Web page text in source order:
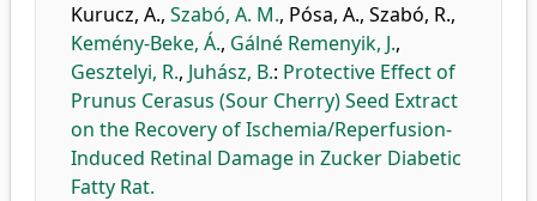
Kurucz, A., Szabó, A. M., Pósa, A., Szabó, R.,
Kemény-Beke, Á., Gálné Remenyik, J.,
Gesztelyi, R., Juhász, B.: Protective Effect of
Prunus Cerasus (Sour Cherry) Seed Extract
on the Recovery of Ischemia/Reperfusion-
Induced Retinal Damage in Zucker Diabetic
Fatty Rat.